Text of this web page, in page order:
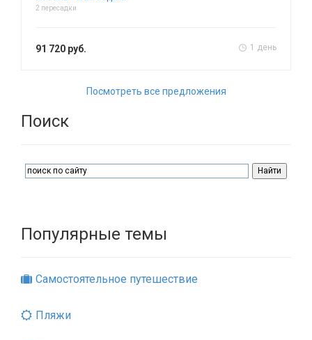
2 пересадки
91 720 руб. 1 день
Посмотреть все предложения
Поиск
Популярные темы
Самостоятельное путешествие
Пляжи